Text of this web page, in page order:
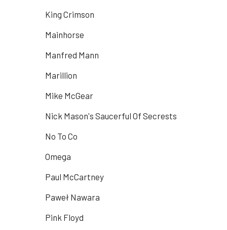
King Crimson
Mainhorse
Manfred Mann
Marillion
Mike McGear
Nick Mason's Saucerful Of Secrests
No To Co
Omega
Paul McCartney
Paweł Nawara
Pink Floyd